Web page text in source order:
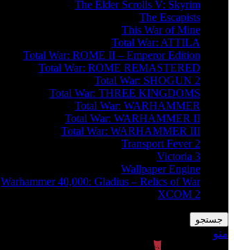
The Elder Scrolls V: Skyrim
The Escapists
This War of Mine
Total War: ATTILA
Total War: ROME II – Emperor Edition
Total War: ROME REMASTERED
Total War: SHOGUN 2
Total War: THREE KINGDOMS
Total War: WARHAMMER
Total War: WARHAMMER II
Total War: WARHAMMER III
Transport Fever 2
Victoria 3
Wallpaper Engine
Warhammer 40,000: Gladius – Relics of War
XCOM 2
جستجو
منو